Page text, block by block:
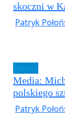
skoczni w
Patryk
Media:
polskiego
Patryk